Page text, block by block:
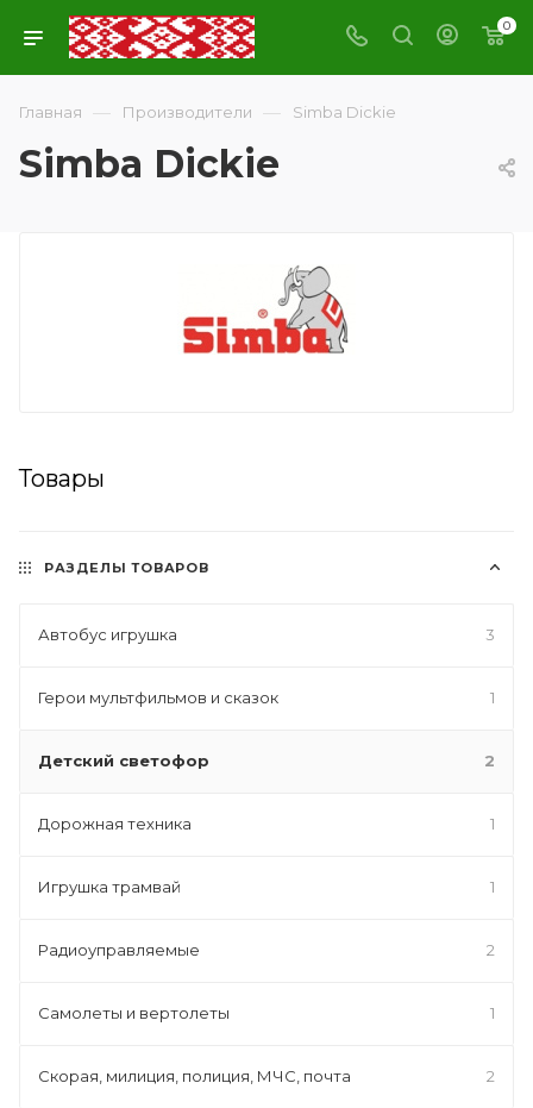
0
Главная — Производители — Simba Dickie
Simba Dickie
Товары
РАЗДЕЛЫ ТОВАРОВ
Автобус игрушка 3
Герои мультфильмов и сказок 1
Детский светофор 2
Дорожная техника 1
Игрушка трамвай 1
Радиоуправляемые 2
Самолеты и вертолеты 1
Скорая, милиция, полиция, МЧС, почта 2